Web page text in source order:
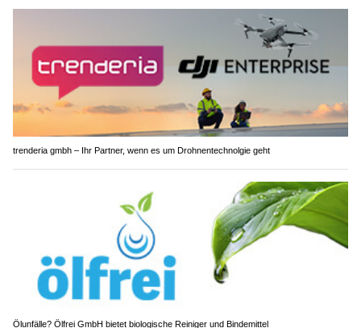
trenderia gmbh – Ihr Partner, wenn es um Drohnentechnolgie geht
Ölunfälle? Ölfrei GmbH bietet biologische Reiniger und Bindemittel